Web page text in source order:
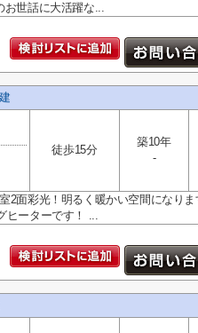
お世話に大活躍な...
徒歩15分
築10年
-
2面彩光！明るく暖かい空間になりま
ヒーターです！ ...